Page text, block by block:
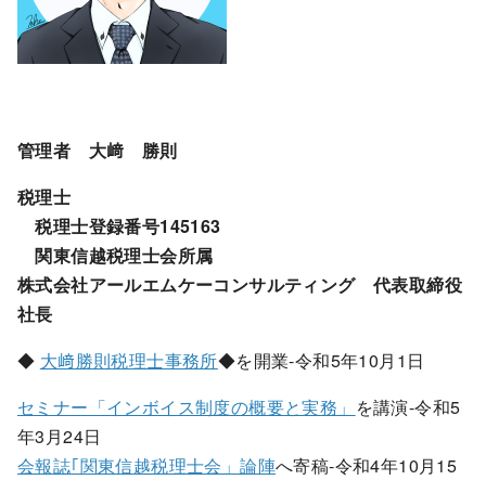
管理者 大﨑 勝則
税理士
税理士登録番号145163
関東信越税理士会所属
株式会社アールエムケーコンサルティング 代表取締役
社長
◆ 大﨑勝則税理士事務所◆を開業-令和5年10月1日
セミナー「インボイス制度の概要と実務」 を講演-令和5
年3月24日
会報誌｢関東信越税理士会」論陣へ寄稿-令和4年10月15